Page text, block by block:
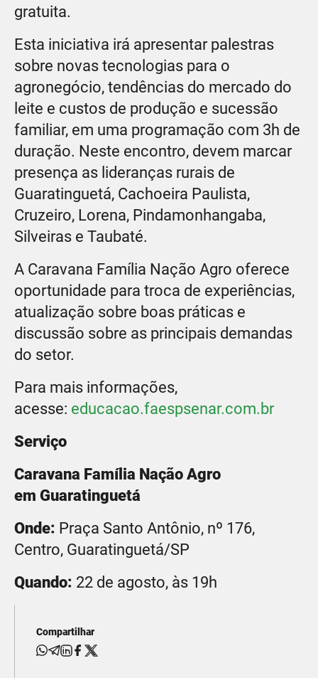
gratuita.
Esta iniciativa irá apresentar palestras
sobre novas tecnologias para o
agronegócio, tendências do mercado do
leite e custos de produção e sucessão
familiar, em uma programação com 3h de
duração. Neste encontro, devem marcar
presença as lideranças rurais de
Guaratinguetá, Cachoeira Paulista,
Cruzeiro, Lorena, Pindamonhangaba,
Silveiras e Taubaté.
A Caravana Família Nação Agro oferece
oportunidade para troca de experiências,
atualização sobre boas práticas e
discussão sobre as principais demandas
do setor.
Para mais informações,
acesse: educacao.faespsenar.com.br
Serviço
Caravana Família Nação Agro
em Guaratinguetá
Onde: Praça Santo Antônio, nº 176,
Centro, Guaratinguetá/SP
Quando: 22 de agosto, às 19h
Compartilhar